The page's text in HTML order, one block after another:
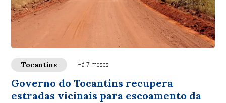
Tocantins Há 7 meses
Governo do Tocantins recupera
estradas vicinais para escoamento da